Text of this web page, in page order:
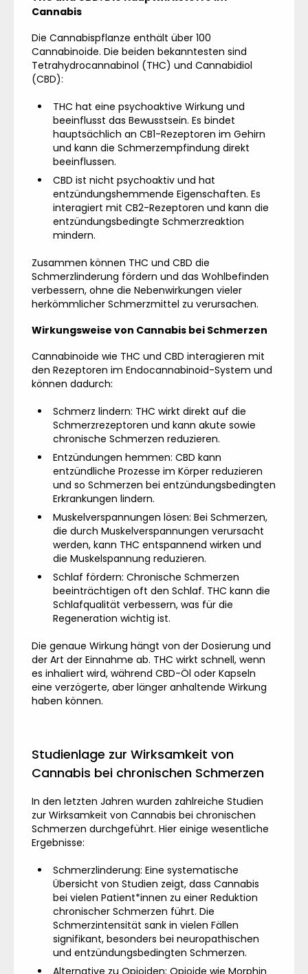
Cannabis
Die Cannabispflanze enthält über 100
Cannabinoide. Die beiden bekanntesten sind
Tetrahydrocannabinol (THC) und Cannabidiol
(CBD):
THC hat eine psychoaktive Wirkung und
beeinflusst das Bewusstsein. Es bindet
hauptsächlich an CB1-Rezeptoren im Gehirn
und kann die Schmerzempfindung direkt
beeinflussen.
CBD ist nicht psychoaktiv und hat
entzündungshemmende Eigenschaften. Es
interagiert mit CB2-Rezeptoren und kann die
entzündungsbedingte Schmerzreaktion
mindern.
Zusammen können THC und CBD die
Schmerzlinderung fördern und das Wohlbefinden
verbessern, ohne die Nebenwirkungen vieler
herkömmlicher Schmerzmittel zu verursachen.
Wirkungsweise von Cannabis bei Schmerzen
Cannabinoide wie THC und CBD interagieren mit
den Rezeptoren im Endocannabinoid-System und
können dadurch:
Schmerz lindern: THC wirkt direkt auf die
Schmerzrezeptoren und kann akute sowie
chronische Schmerzen reduzieren.
Entzündungen hemmen: CBD kann
entzündliche Prozesse im Körper reduzieren
und so Schmerzen bei entzündungsbedingten
Erkrankungen lindern.
Muskelverspannungen lösen: Bei Schmerzen,
die durch Muskelverspannungen verursacht
werden, kann THC entspannend wirken und
die Muskelspannung reduzieren.
Schlaf fördern: Chronische Schmerzen
beeinträchtigen oft den Schlaf. THC kann die
Schlafqualität verbessern, was für die
Regeneration wichtig ist.
Die genaue Wirkung hängt von der Dosierung und
der Art der Einnahme ab. THC wirkt schnell, wenn
es inhaliert wird, während CBD-Öl oder Kapseln
eine verzögerte, aber länger anhaltende Wirkung
haben können.
Studienlage zur Wirksamkeit von
Cannabis bei chronischen Schmerzen
In den letzten Jahren wurden zahlreiche Studien
zur Wirksamkeit von Cannabis bei chronischen
Schmerzen durchgeführt. Hier einige wesentliche
Ergebnisse:
Schmerzlinderung: Eine systematische
Übersicht von Studien zeigt, dass Cannabis
bei vielen Patient*innen zu einer Reduktion
chronischer Schmerzen führt. Die
Schmerzintensität sank in vielen Fällen
signifikant, besonders bei neuropathischen
und entzündungsbedingten Schmerzen.
Alternative zu Opioiden: Opioide wie Morphin